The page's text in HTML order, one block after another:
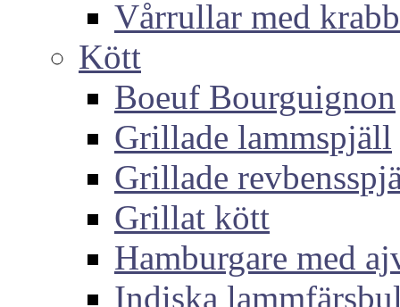
Vårrullar med
Kött
Boeuf Bourguignon
Grillade lammspjäll
Grillade
Grillat kött
Hamburgare med
Indiska